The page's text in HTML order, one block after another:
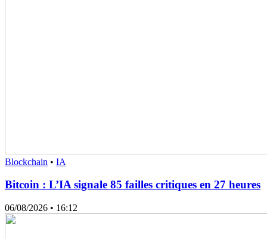
Blockchain • IA
Bitcoin : L’IA signale 85 failles critiques en 27 heures
06/08/2026 • 16:12